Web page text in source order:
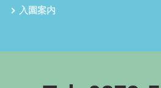
入園案内